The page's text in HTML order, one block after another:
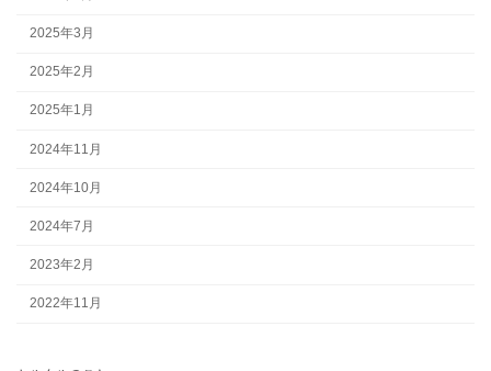
2025年3月
2025年2月
2025年1月
2024年11月
2024年10月
2024年7月
2023年2月
2022年11月